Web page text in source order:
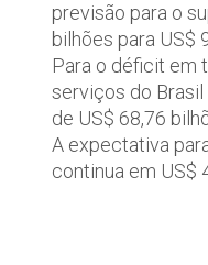
previsão para o
bilhões para US$
Para o déficit em
serviços do Brasil
de US$ 68,76
A expectativa
continua em US$